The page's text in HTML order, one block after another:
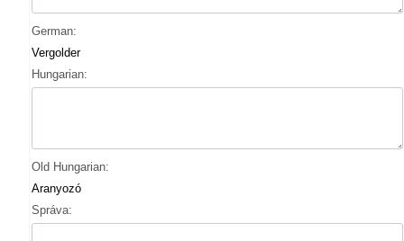
German:
Vergolder
Hungarian:
Old Hungarian:
Aranyozó
Správa: